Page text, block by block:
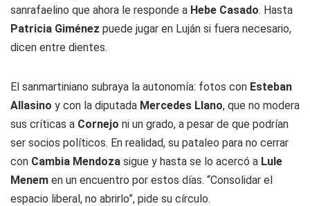
sanrafaelino que ahora le responde a Hebe Casado. Hasta
Patricia Giménez puede jugar en Luján si fuera necesario,
dicen entre dientes.
El sanmartiniano subraya la autonomía: fotos con Esteban
Allasino y con la diputada Mercedes Llano, que no modera
sus críticas a Cornejo ni un grado, a pesar de que podrían
ser socios políticos. En realidad, su pataleo para no cerrar
con Cambia Mendoza sigue y hasta se lo acercó a Lule
Menem en un encuentro por estos días. “Consolidar el
espacio liberal, no abrirlo”, pide su círculo.